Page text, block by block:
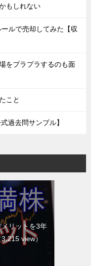
もしれない
ールで売却してみた【収
をプラプラするのも面
こと
過去問サンプル】
メリットを3年
3,215 view）